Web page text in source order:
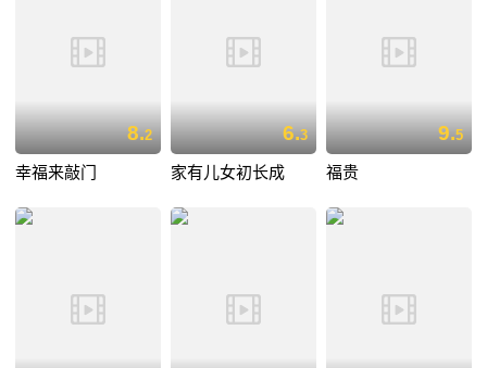
8.2
幸福来敲门
6.3
家有儿女初长成
9.5
福贵